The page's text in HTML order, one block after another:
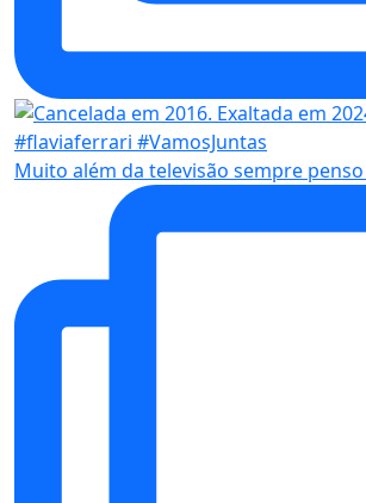
Muito além da televisão sempre